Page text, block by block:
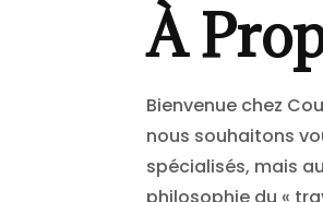
À
Bienvenue chez
nous souhaitons
spécialisés, mais